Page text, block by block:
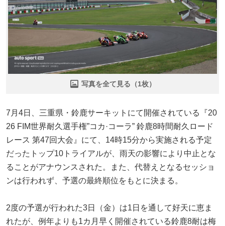
写真を全て見る（1枚）
7月4日、三重県・鈴鹿サーキットにて開催されている『20
26 FIM世界耐久選手権”コカ·コーラ” 鈴鹿8時間耐久ロード
レース 第47回大会』にて、14時15分から実施される予定
だったトップ10トライアルが、雨天の影響により中止とな
ることがアナウンスされた。また、代替えとなるセッショ
ンは行われず、予選の最終順位をもとに決まる。
2度の予選が行われた3日（金）は1日を通して好天に恵ま
れたが、例年よりも1カ月早く開催されている鈴鹿8耐は梅